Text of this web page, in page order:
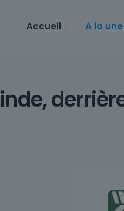
Accueil A la